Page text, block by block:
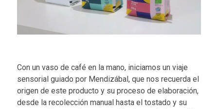
Con un vaso de café en la mano, iniciamos un viaje
sensorial guiado por Mendizábal, que nos recuerda el
origen de este producto y su proceso de elaboración,
desde la recolección manual hasta el tostado y su